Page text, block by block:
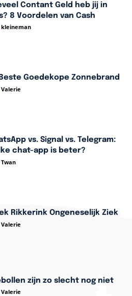
Contant Geld heb jij in
8 Voordelen van Cash
kleineman
Goedekope Zonnebrand
Valerie
vs. Signal vs. Telegram:
chat-app is beter?
Twan
Rikkerink Ongeneselijk Ziek
Valerie
zijn zo slecht nog niet
Valerie